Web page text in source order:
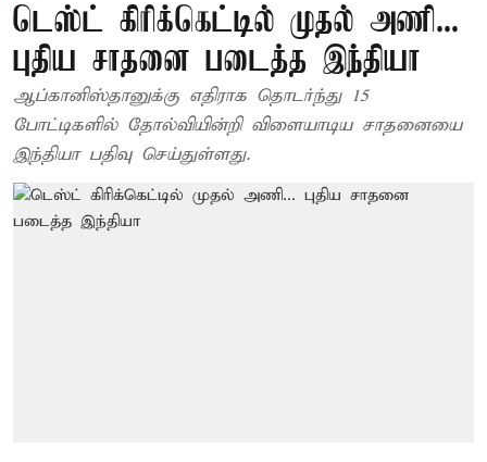
டெஸ்ட் கிரிக்கெட்டில் முதல் அணி...
புதிய சாதனை படைத்த இந்தியா
ஆப்கானிஸ்தானுக்கு எதிராக தொடர்ந்து 15
போட்டிகளில் தோல்வியின்றி விளையாடிய சாதனையை
இந்தியா பதிவு செய்துள்ளது.